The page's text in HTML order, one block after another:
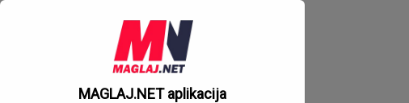
MAGLAJ.NET aplikacija